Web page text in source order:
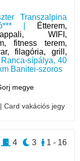
Transzalpina
|
Étterem,
WIFI,
fitness terem,
filagória, grill,
Ranca-sípálya, 40
Banitei-szoros
megye
Card vakációs jegy
1 - 16
3
4